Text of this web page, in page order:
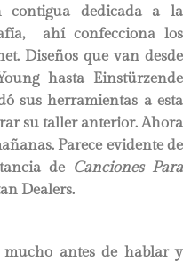
dedicada a la
ahí confecciona los
Diseños que van desde
hasta Einstürzende
sus herramientas a esta
su taller anterior. Ahora
Parece evidente de
de Canciones Para
Dealers.
antes de hablar y